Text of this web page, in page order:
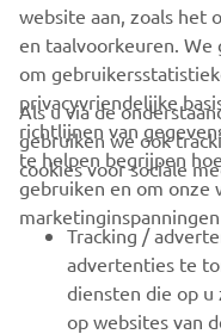
CORPORATE
VOOR BEDRIJVEN
MEER YAMAHA
website aan, zoals het
en taalvoorkeuren. We
om
privacyvriendelijke
richtlijnen van
te helpen begrijpen
gebruiken en om onze
Als u via de
gebruiken we ook
cookies voor sociale
Tracking /
advertenties te
diensten die op u
op websites van